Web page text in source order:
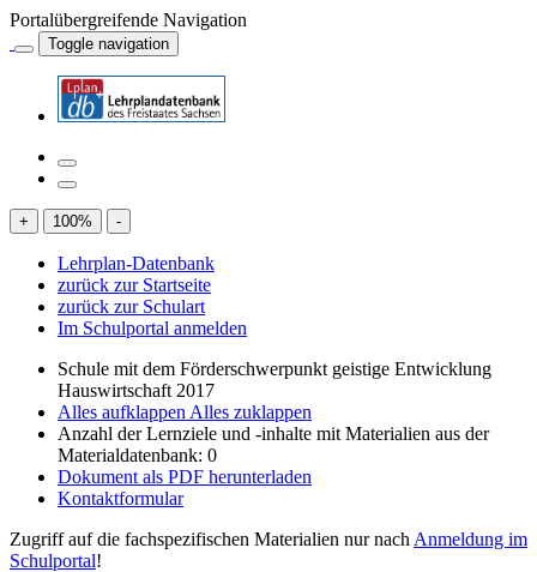
Portalübergreifende Navigation
Toggle navigation
+ 100% -
Lehrplan-Datenbank
zurück zur Startseite
zurück zur Schulart
Im Schulportal anmelden
Schule mit dem Förderschwerpunkt geistige Entwicklung
Hauswirtschaft 2017
Alles aufklappen Alles zuklappen
Anzahl der Lernziele und -inhalte mit Materialien aus der
Materialdatenbank: 0
Dokument als PDF herunterladen
Kontaktformular
Zugriff auf die fachspezifischen Materialien nur nach Anmeldung im
Schulportal!